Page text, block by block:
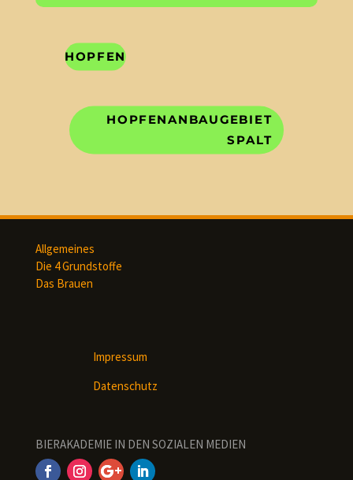
HOPFEN
HOPFENANBAUGEBIET
SPALT
Allgemeines
Die 4 Grundstoffe
Das Brauen
Impressum
Datenschutz
BIERAKADEMIE IN DEN SOZIALEN MEDIEN